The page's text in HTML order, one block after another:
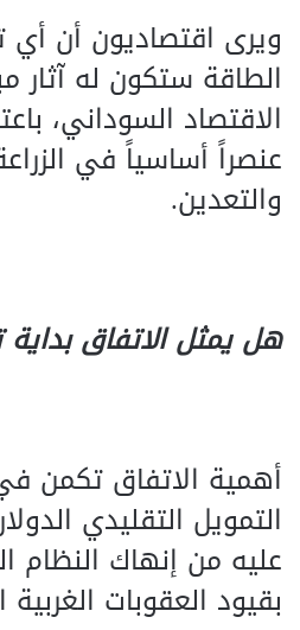
ويرى اقتصاديون أن
الطاقة ستكون له آثار
الاقتصاد السوداني،
عنصراً أساسياً في
والتعدين.
هل يمثل الاتفاق
أهمية الاتفاق تكمن
التمويل التقليدي
عليه من إنهاك النظام
بقيود العقوبات الغربية